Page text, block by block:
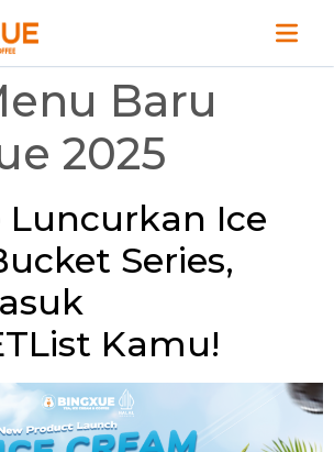
Baru
2025
Luncurkan Ice
Series,
Kamu!